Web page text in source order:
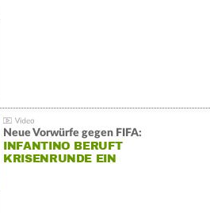
Neue Vorwürfe gegen FIFA:
INFANTINO BERUFT
KRISENRUNDE EIN